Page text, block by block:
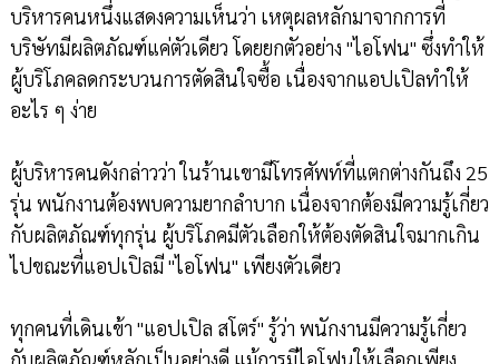
บริหารคนหนึ่งแสดงความเห็นว่า เหตุผลหลักมาจากการที่
บริษัทมีผลิตภัณฑ์แค่ตัวเดียว โดยยกตัวอย่าง "ไอโฟน" ซึ่งทำให้
ผู้บริโภคลดกระบวนการตัดสินใจซื้อ เนื่องจากแอปเปิลทำให้
อะไร ๆ ง่าย
ผู้บริหารคนดังกล่าวว่า ในร้านเขามีโทรศัพท์ที่แตกต่างกันถึง 25
รุ่น พนักงานต้องพบความยากลำบาก เนื่องจากต้องมีความรู้เกี่ยว
กับผลิตภัณฑ์ทุกรุ่น ผู้บริโภคมีตัวเลือกให้ต้องตัดสินใจมากเกิน
ไปขณะที่แอปเปิลมี "ไอโฟน" เพียงตัวเดียว
ทุกคนที่เดินเข้า "แอปเปิล สโตร์" รู้ว่า พนักงานมีความรู้เกี่ยว